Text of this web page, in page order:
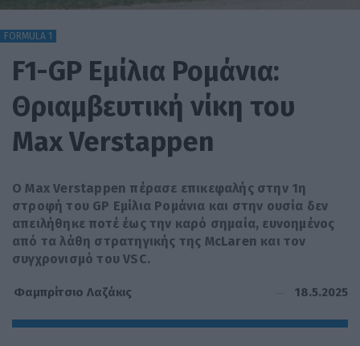
FORMULA 1
F1-GP Εμίλια Ρομάνια:
Θριαμβευτική νίκη του
Max Verstappen
Ο Max Verstappen πέρασε επικεφαλής στην 1η
στροφή του GP Εμίλια Ρομάνια και στην ουσία δεν
απειλήθηκε ποτέ έως την καρό σημαία, ευνοημένος
από τα λάθη στρατηγικής της McLaren και τον
συγχρονισμό του VSC.
Φαμπρίτσιο Λαζάκις 18.5.2025